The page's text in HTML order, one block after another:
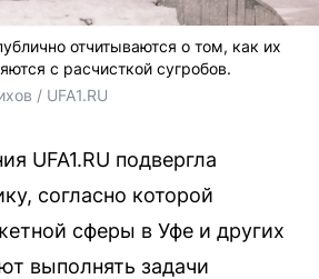
отчитываются о том, как их
с расчисткой сугробов.
/ UFA1.RU
UFA1.RU подвергла
согласно которой
сферы в Уфе и других
выполнять задачи